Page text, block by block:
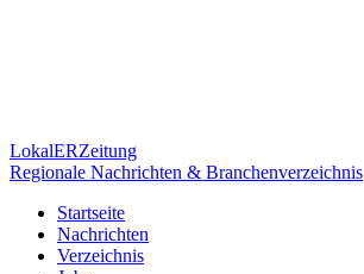
LokalERZeitung
Regionale Nachrichten & Branchenverzeichnis
Startseite
Nachrichten
Verzeichnis